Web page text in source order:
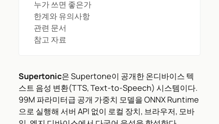
누가 쓰면 좋은가
한계와 유의사항
관련 문서
참고 자료
Supertonic은 Supertone이 공개한 온디바이스 텍
스트 음성 변환(TTS, Text-to-Speech) 시스템이다.
99M 파라미터급 공개 가중치 모델을 ONNX Runtime
으로 실행해 서버 API 없이 로컬 장치, 브라우저, 모바